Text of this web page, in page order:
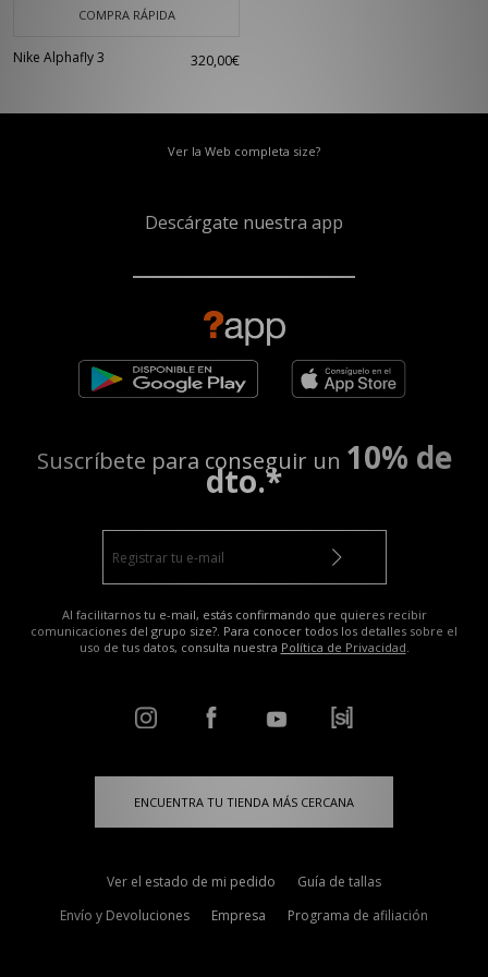
COMPRA RÁPIDA
Nike Alphafly 3 320,00€
Ver la Web completa size?
Descárgate nuestra app
Suscríbete para conseguir un 10% de
dto.*
Al facilitarnos tu e-mail, estás confirmando que quieres recibir
comunicaciones del grupo size?. Para conocer todos los detalles sobre el
uso de tus datos, consulta nuestra Política de Privacidad.
ENCUENTRA TU TIENDA MÁS CERCANA
Ver el estado de mi pedido
Guía de tallas
Envío y Devoluciones
Empresa Programa de afiliación